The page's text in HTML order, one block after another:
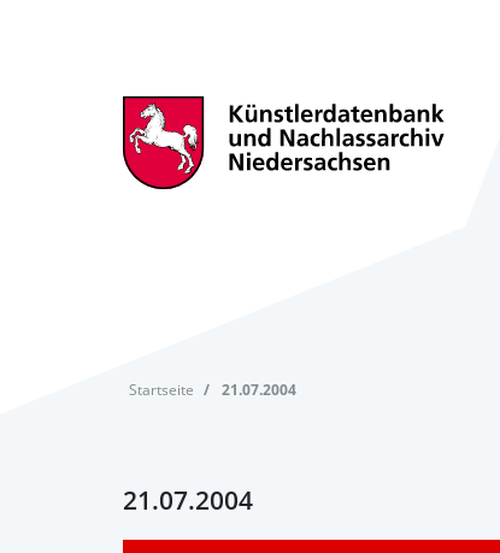
Startseite 21.07.2004
21.07.2004